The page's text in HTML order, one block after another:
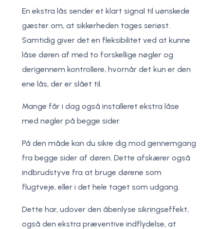
En ekstra lås sender et klart signal til uønskede
gæster om, at sikkerheden tages seriøst.
Samtidig giver det en fleksibilitet ved at kunne
låse døren af med to forskellige nøgler og
derigennem kontrollere, hvornår det kun er den
ene lås, der er slået til.
Mange får i dag også installeret ekstra låse
med nøgler på begge sider.
På den måde kan du sikre dig mod gennemgang
fra begge sider af døren. Dette afskærer også
indbrudstyve fra at bruge dørene som
flugtveje, eller i det hele taget som udgang.
Dette har, udover den åbenlyse sikringseffekt,
også den ekstra præventive indflydelse, at